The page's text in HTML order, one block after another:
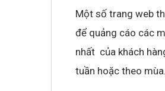
Một số trang web
để quảng cáo các
nhất của khách
tuần hoặc theo mùa.